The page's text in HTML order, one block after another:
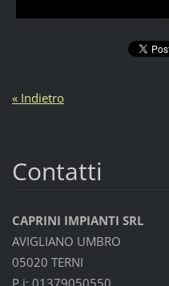
« Indietro
Contatti
CAPRINI IMPIANTI SRL
AVIGLIANO UMBRO
05020 TERNI
P.i: 01379050550